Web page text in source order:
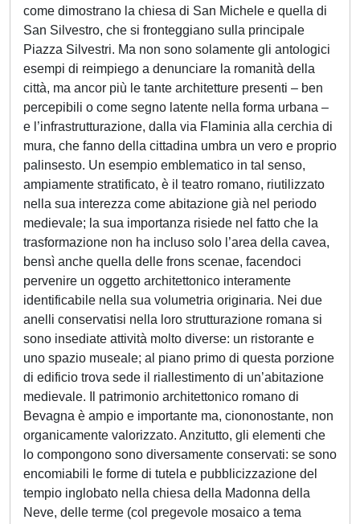
come dimostrano la chiesa di San Michele e quella di
San Silvestro, che si fronteggiano sulla principale
Piazza Silvestri. Ma non sono solamente gli antologici
esempi di reimpiego a denunciare la romanità della
città, ma ancor più le tante architetture presenti – ben
percepibili o come segno latente nella forma urbana –
e l’infrastrutturazione, dalla via Flaminia alla cerchia di
mura, che fanno della cittadina umbra un vero e proprio
palinsesto. Un esempio emblematico in tal senso,
ampiamente stratificato, è il teatro romano, riutilizzato
nella sua interezza come abitazione già nel periodo
medievale; la sua importanza risiede nel fatto che la
trasformazione non ha incluso solo l’area della cavea,
bensì anche quella delle frons scenae, facendoci
pervenire un oggetto architettonico interamente
identificabile nella sua volumetria originaria. Nei due
anelli conservatisi nella loro strutturazione romana si
sono insediate attività molto diverse: un ristorante e
uno spazio museale; al piano primo di questa porzione
di edificio trova sede il riallestimento di un’abitazione
medievale. Il patrimonio architettonico romano di
Bevagna è ampio e importante ma, ciononostante, non
organicamente valorizzato. Anzitutto, gli elementi che
lo compongono sono diversamente conservati: se sono
encomiabili le forme di tutela e pubblicizzazione del
tempio inglobato nella chiesa della Madonna della
Neve, delle terme (col pregevole mosaico a tema